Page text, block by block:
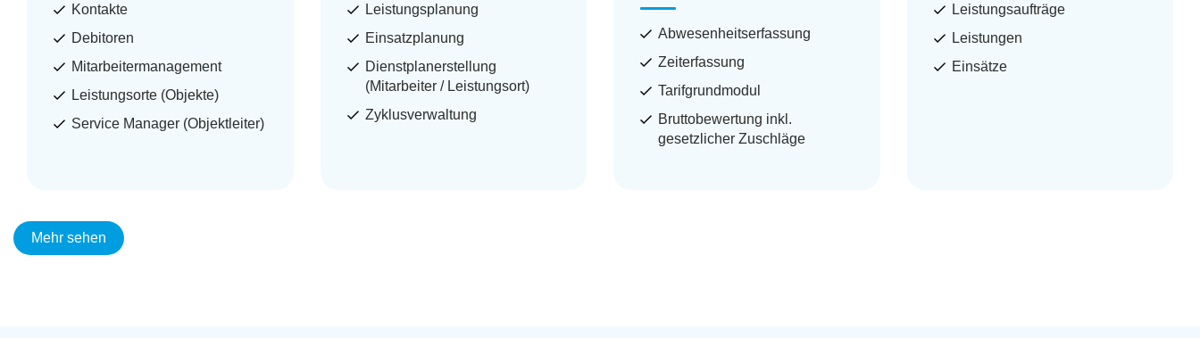
Kontakte
Debitoren
Mitarbeitermanagement
Leistungsorte (Objekte)
Service Manager (Objektleiter)
Leistungsplanung
Einsatzplanung
Dienstplanerstellung
(Mitarbeiter / Leistungsort)
Zyklusverwaltung
Abwesenheitserfassung
Zeiterfassung
Tarifgrundmodul
Bruttobewertung inkl.
gesetzlicher Zuschläge
Leistungsaufträge
Leistungen
Einsätze
Mehr sehen